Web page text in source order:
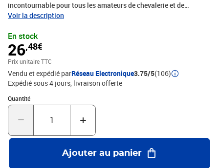
incontournable pour tous les amateurs de chevalerie et de
légendes arthuriennes. Avec des détails soignés et un design
sa gloire. Idéale pour les collectionneurs ou comme pièce
décorative, elle apportera une touche d'élégance et de mystère à
votre espace. Ne manquez pas l'occasion de posséder un symbole
de bravoure et de loyauté.
Voir la description
En stock
26,48€
Prix unitaire TTC
Vendu et expédié parRéseau Electronique3.75/5(106)
Expédié sous 4 jours livraison offerte
Quantité
Quantité : 1
Ajouter au panier